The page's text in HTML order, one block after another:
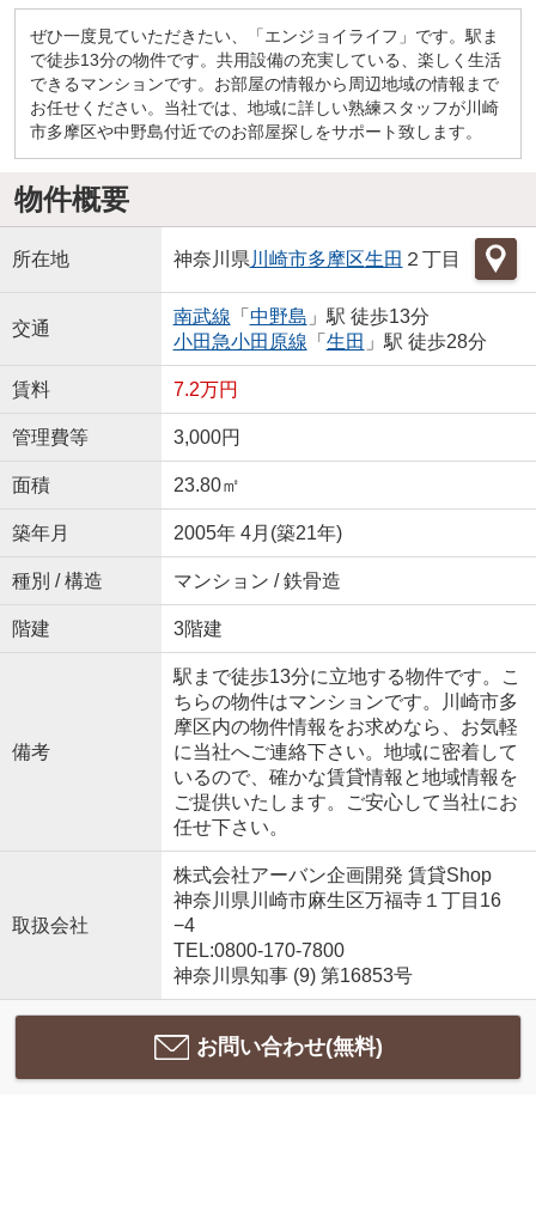
ぜひ一度見ていただきたい、「エンジョイライフ」です。駅ま
で徒歩13分の物件です。共用設備の充実している、楽しく生活
できるマンションです。お部屋の情報から周辺地域の情報まで
お任せください。当社では、地域に詳しい熟練スタッフが川崎
市多摩区や中野島付近でのお部屋探しをサポート致します。
物件概要
所在地 神奈川県 川崎市多摩区生田 ２丁目
交通
南武線 「 中野島 」駅 徒歩13分
小田急小田原線 「 生田 」駅 徒歩28分
賃料 7.2万円
管理費等 3,000円
面積 23.80㎡
築年月 2005年 4月(築21年)
種別 / 構造 マンション / 鉄骨造
階建 3階建
備考
駅まで徒歩13分に立地する物件です。こ
ちらの物件はマンションです。川崎市多
摩区内の物件情報をお求めなら、お気軽
に当社へご連絡下さい。地域に密着して
いるので、確かな賃貸情報と地域情報を
ご提供いたします。ご安心して当社にお
任せ下さい。
取扱会社
株式会社アーバン企画開発 賃貸Shop
神奈川県川崎市麻生区万福寺１丁目16
−4
TEL:0800-170-7800
神奈川県知事 (9) 第16853号
お問い合わせ(無料)